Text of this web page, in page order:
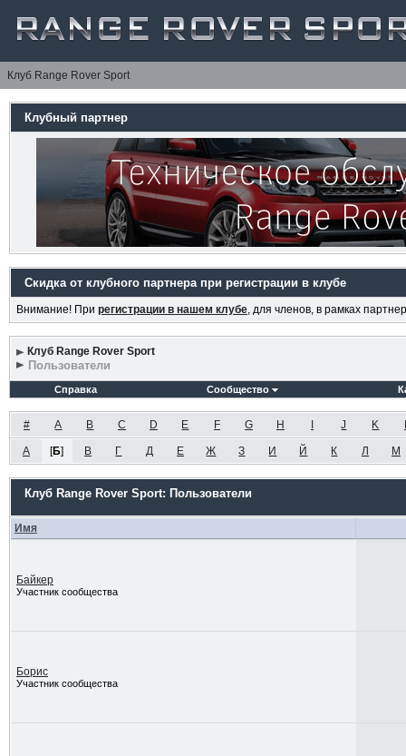
Клуб Range Rover Sport
Клубный партнер
Скидка от клубного партнера при регистрации в клубе
Внимание! При регистрации в нашем клубе, для членов, в рамках
Клуб Range Rover Sport
Пользователи
Справка Сообщество
# A B C D E F G H J K
А [Б] В Г Д Е Ж З И Й К Л М
Клуб Range Rover Sport: Пользователи
Имя
Байкер
Участник сообщества
Борис
Участник сообщества